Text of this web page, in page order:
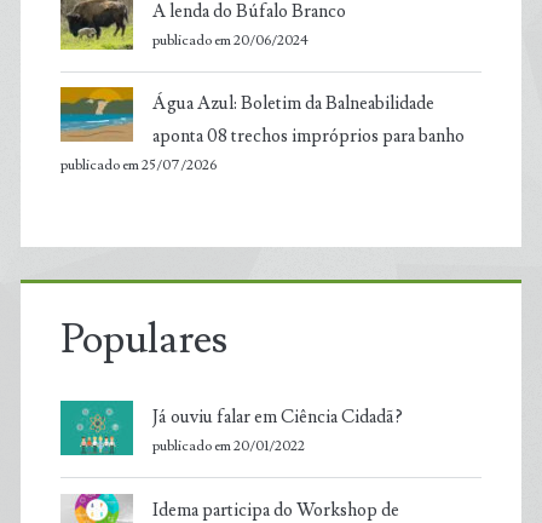
A lenda do Búfalo Branco
publicado em 20/06/2024
Água Azul: Boletim da Balneabilidade
aponta 08 trechos impróprios para banho
publicado em 25/07/2026
Populares
Já ouviu falar em Ciência Cidadã?
publicado em 20/01/2022
Idema participa do Workshop de